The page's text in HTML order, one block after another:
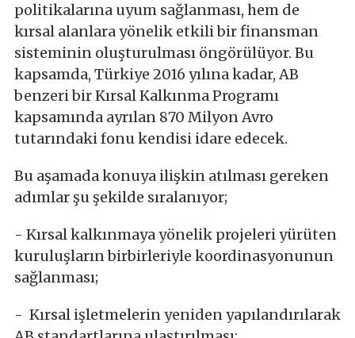
politikalarına uyum sağlanması, hem de
kırsal alanlara yönelik etkili bir finansman
sisteminin oluşturulması öngörülüyor. Bu
kapsamda, Türkiye 2016 yılına kadar, AB
benzeri bir Kırsal Kalkınma Programı
kapsamında ayrılan 870 Milyon Avro
tutarındaki fonu kendisi idare edecek.
Bu aşamada konuya ilişkin atılması gereken
adımlar şu şekilde sıralanıyor;
- Kırsal kalkınmaya yönelik projeleri yürüten
kuruluşların birbirleriyle koordinasyonunun
sağlanması;
- Kırsal işletmelerin yeniden yapılandırılarak